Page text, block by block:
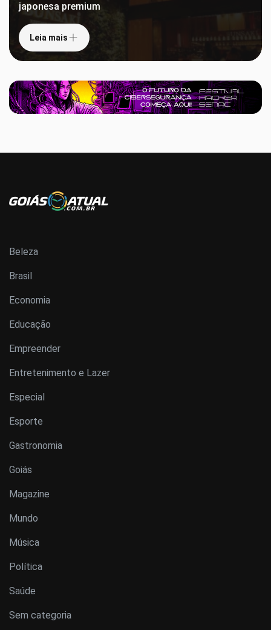
japonesa premium
Leia mais
Beleza
Brasil
Economia
Educação
Empreender
Entretenimento e Lazer
Especial
Esporte
Gastronomia
Goiás
Magazine
Mundo
Música
Política
Saúde
Sem categoria